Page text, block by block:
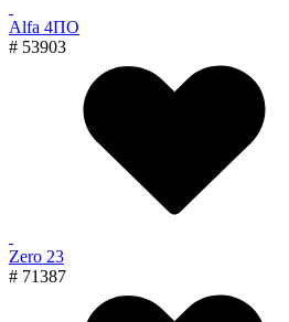
Alfa 4ПО
# 53903
Zero 23
# 71387